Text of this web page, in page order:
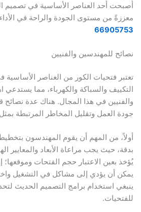
أحد العناصر الأساسية في تصميم المباني
من مستوى الجودة والراحة في الأداء.
للمهندسين والفنيين
فتحيات الكور من العناصر الأساسية في
والسباكة والكهرباء، مما يستدعي اهتمام
في هذا المجال. هناك عدة نصائح قيمة
العمل وتقليل المخاطر المرتبطة بمثل هذه
من المهم أن يقوم المهندسون بتخطيط
حيث يجب مراعاة الأبعاد والمعايير
بعين الاعتبار حجم الفتحات وموقعها؛ إذ
أن يؤدي إلى مشاكل في التشغيل واختلال في
استخدام برامج التصميم الحديث لتحديد